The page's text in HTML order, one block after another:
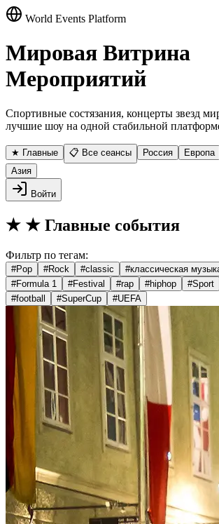
World Events Platform
Мировая Витрина
Мероприятий
Спортивные состязания, концерты звезд
лучшие шоу на одной стабильной
★ Главные 📋 Все сеансы Россия Европа
Азия
Войти
★ ★ Главные события
Фильтр по тегам:
#Pop #Rock #classic #классическая
#Formula 1 #Festival #rap #hiphop #Sport
#football #SuperCup #UEFA